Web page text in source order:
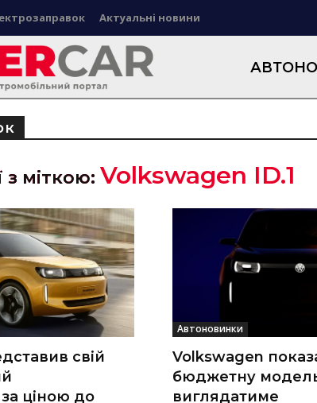
Актуальні новини
з міткою: Volkswagen ID.1
свій
ціною до
Автоновинки
Volkswagen
бюджетну
виглядатиме